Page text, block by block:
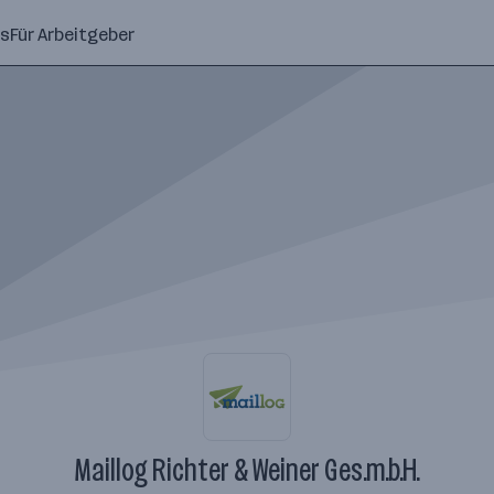
Für Arbeitgeber
Maillog Richter & Weiner Ges.m.b.H.